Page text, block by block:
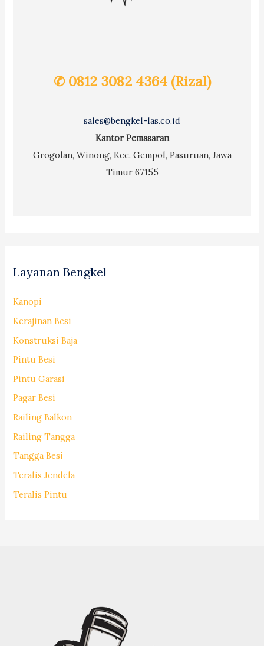
✆ 0812 3082 4364 (Rizal)
sales@bengkel-las.co.id
Kantor Pemasaran
Grogolan, Winong, Kec. Gempol, Pasuruan, Jawa
Timur 67155
Layanan Bengkel
Kanopi
Kerajinan Besi
Konstruksi Baja
Pintu Besi
Pintu Garasi
Pagar Besi
Railing Balkon
Railing Tangga
Tangga Besi
Teralis Jendela
Teralis Pintu